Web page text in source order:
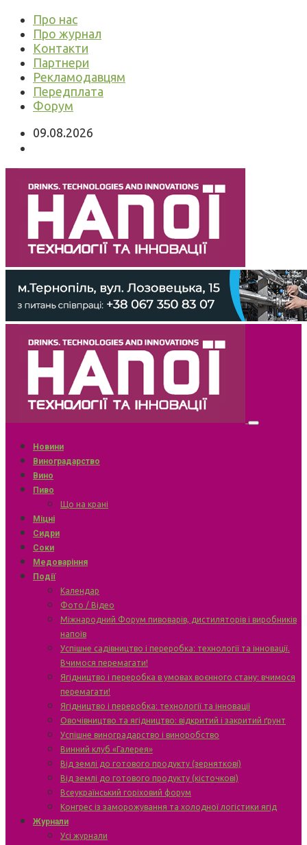
Про нас
Про журнал
Контакти
Партнери
Рекламодавцям
Передплата
Форум
09.08.2026
Новини
Виноградарство
Вино
Пиво
Що на крані
Міцні
Сидри
Соки
Медоваріння
Події
Календар
Фото / Відео
Міжнародний Форум пивоварів, дистиляторів і виробників
напоїв
Успішне садівництво і переробка: технології та інновації.
Вчимося перемагати!
Ягідництво і переробка в умовах воєнного стану: вчимося
перемагати!
Ягідництво і переробка: технології та інновації
Овочівництво та ягідництво: відкритий і закритий ґрунт
Успішне виноградарство і виноробство
Винний клуб «Галерея»
Від землі до готового продукту (зерняткові)
Від землі до готового продукту (кісточкові)
Всеукраїнський горіховий форум
Конгрес із заморожування та холодної логістики ягід
Журнали
Усі журнали